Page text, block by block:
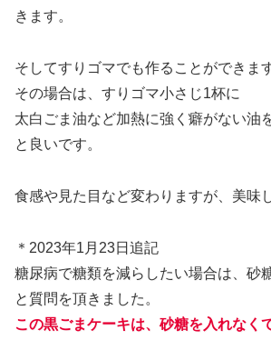
きます。
そしてすりゴマでも作ることができます
その場合は、すりゴマ小さじ1杯に
太白ごま油など加熱に強く癖がない油
と良いです。
食感や見た目など変わりますが、美味
＊2023年1月23日追記
糖尿病で糖類を減らしたい場合は、砂
と質問を頂きました。
この黒ごまケーキは、砂糖を入れなく